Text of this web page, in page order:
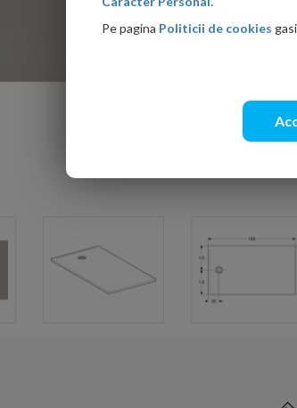
Pe pagina Politicii de cookies